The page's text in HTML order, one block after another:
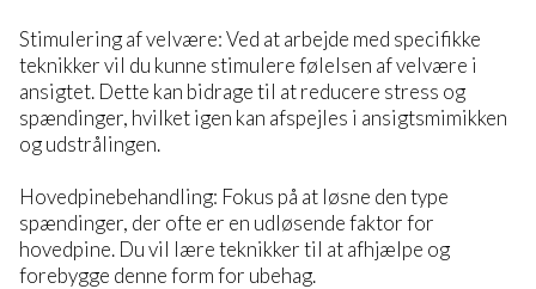
Stimulering af velvære: Ved at arbejde med specifikke
teknikker vil du kunne stimulere følelsen af velvære i
ansigtet. Dette kan bidrage til at reducere stress og
spændinger, hvilket igen kan afspejles i ansigtsmimikken
og udstrålingen.
Hovedpinebehandling: Fokus på at løsne den type
spændinger, der ofte er en udløsende faktor for
hovedpine. Du vil lære teknikker til at afhjælpe og
forebygge denne form for ubehag.